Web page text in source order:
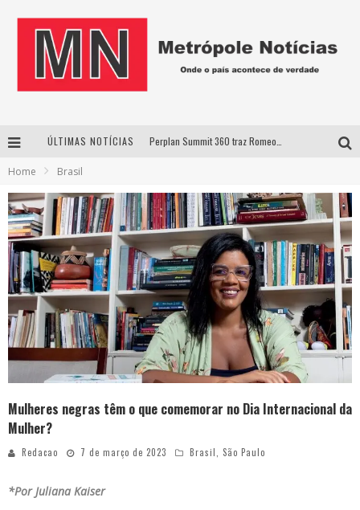
ÚLTIMAS NOTÍCIAS
Uberlândia recebe estreia nacional de espetáculo inspirado em episódio marcante da vida de Friedrich Nietzsche
Agosto Dourado: apoio, informação e acolhimento fortalecem o sucesso da amamentação
Home Brasil
Mulheres negras têm o que comemorar no Dia Internacional da
Mulher?
Redacao 7 de março de 2023 Brasil São Paulo
*Por Juliana Kaiser